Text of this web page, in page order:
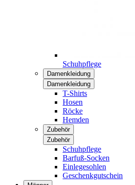
Schuhpflege
Damenkleidung
Damenkleidung
T-Shirts
Hosen
Röcke
Hemden
Zubehör
Zubehör
Schuhpflege
Barfuß-Socken
Einlegesohlen
Geschenkgutschein